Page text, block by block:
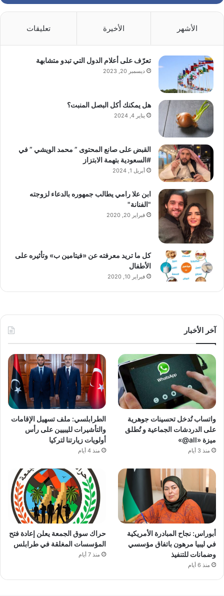
الأشهر الأخيرة تعليقات
تعرّف على أعلام الدول التي تبدو متشابهة
ديسمبر 20, 2023
هل يمكنك أكل البصل المنبت؟
يناير 4, 2024
القبض على صانع المحتوى ” محمد الويشي ” في
#السعودية بتهمة الابتزاز
أبريل 1, 2024
ابن علا رامي يطالب جمهوره بالدعاء لزوجته
"الفنانة"
فبراير 20, 2020
كل ما تريد معرفته عن «فيتامين ب» وتأثيره على
الأطفال
فبراير 10, 2020
آخر الأخبار
واتساب تُدخل تحسينات جوهرية
على الدردشات الجماعية و تُطلق
ميزة «all@»
منذ 3 أيام
الطرابلسي: ملف تسهيل الإقامات
والتأشيرات لليبيين على رأس
أولويات زيارتنا لتركيا
منذ 4 أيام
أبوراس: نجاح المبادرة الأمريكية
في ليبيا مرهون باتفاق مؤسسي
وضمانات للتنفيذ
منذ 6 أيام
حراك سوق الجمعة يعلن إعادة فتح
المؤسسات المغلقة في طرابلس
منذ 7 أيام